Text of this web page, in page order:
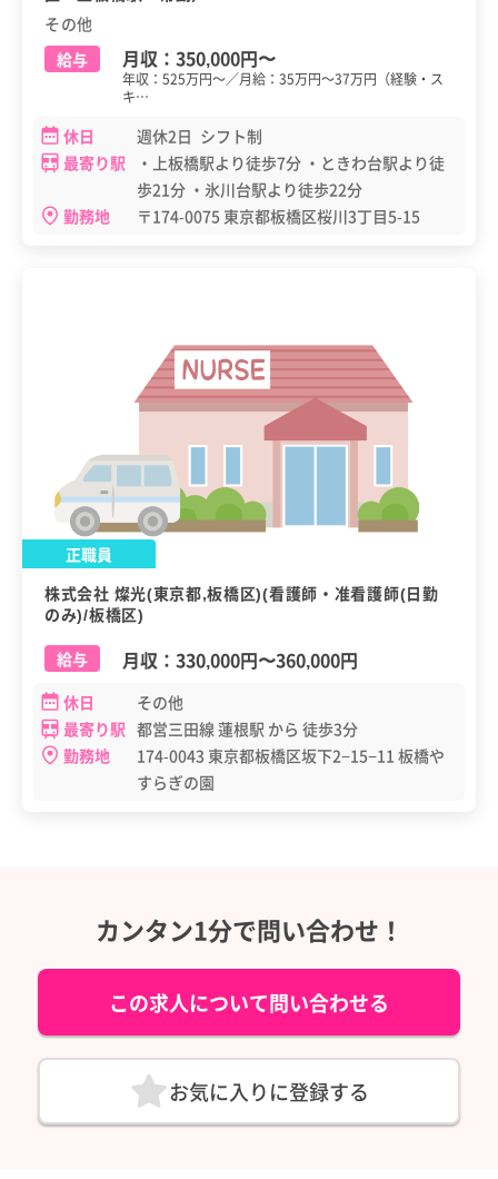
その他
給与
月収： 350,000円〜
年収：525万円～／月給：35万円～37万円（経験・ス
キ…
休日
週休2日 シフト制
最寄り駅
・上板橋駅より徒歩7分 ・ときわ台駅より徒
歩21分 ・氷川台駅より徒歩22分
勤務地
〒174-0075 東京都板橋区桜川3丁目5-15
正職員
株式会社 燦光(東京都,板橋区)(看護師・准看護師(日勤
のみ)/板橋区)
給与
月収： 330,000円〜360,000円
休日
その他
最寄り駅 都営三田線 蓮根駅 から 徒歩3分
勤務地
174-0043 東京都板橋区坂下2−15−11 板橋や
すらぎの園
カンタン1分で問い合わせ！
この求人について問い合わせる
お気に入りに登録する